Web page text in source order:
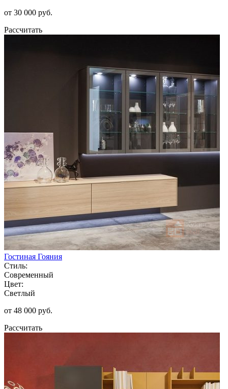
от 30 000 руб.
Рассчитать
Гостиная Гояния
Стиль:
Современный
Цвет:
Светлый
от 48 000 руб.
Рассчитать